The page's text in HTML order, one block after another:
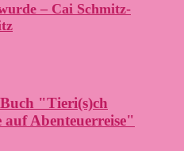
– Cai Schmitz-